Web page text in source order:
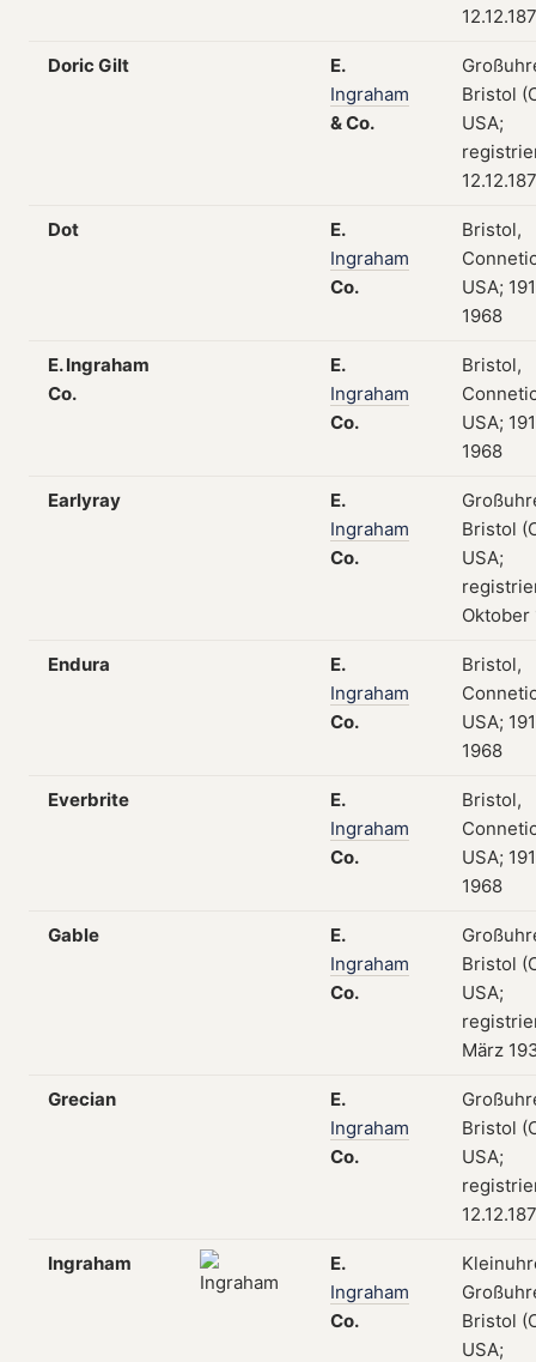
Doric Gilt
E.
Ingraham
&Co.
Bristol
USA;
Dot
E.
Ingraham
Co.
Bristol,
USA;
1968
E. Ingraham
Co.
E.
Ingraham
Co.
Bristol,
USA;
1968
Earlyray
E.
Ingraham
Co.
Bristol
USA;
Oktober
Endura
E.
Ingraham
Co.
Bristol,
USA;
1968
Everbrite
E.
Ingraham
Co.
Bristol,
USA;
1968
Gable
E.
Ingraham
Co.
Bristol
USA;
März
Grecian
E.
Ingraham
Co.
Bristol
USA;
Ingraham
E.
Ingraham
Co.
Bristol
USA;